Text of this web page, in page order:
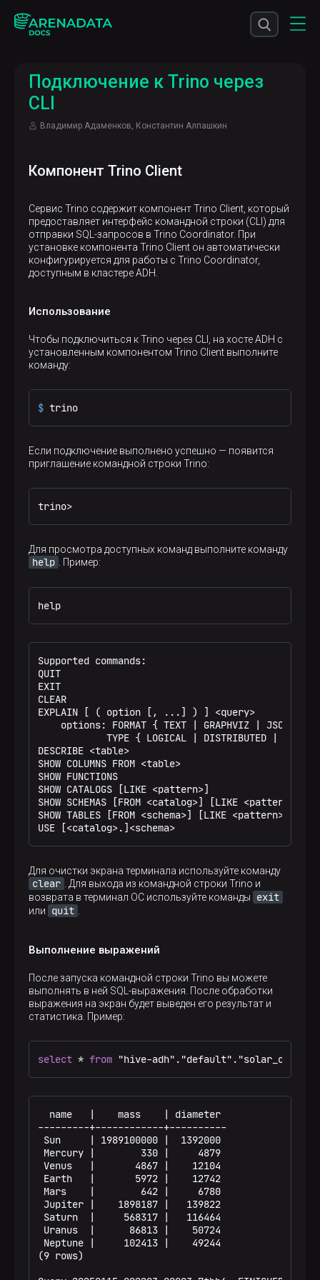
Подключение к Trino через
CLI
Владимир Адаменков, Константин Алпашкин
Компонент Trino Client
Сервис Trino содержит компонент Trino Client, который
предоставляет интерфейс командной строки (CLI) для
отправки SQL-запросов в Trino Coordinator. При
установке компонента Trino Client он автоматически
конфигурируется для работы с Trino Coordinator,
доступным в кластере ADH.
Использование
Чтобы подключиться к Trino через CLI, на хосте ADH с
установленным компонентом Trino Client выполните
команду:
$ trino
Если подключение выполнено успешно — появится
приглашение командной строки Trino:
trino>
Для просмотра доступных команд выполните команду
help . Пример:
help
Supported commands:
QUIT
EXIT
CLEAR
EXPLAIN [ ( option [, ...] ) ] <query>
    options: FORMAT { TEXT | GRAPHVIZ | JSON }
TYPE { LOGICAL | DISTRIBUTED |
DESCRIBE <table>
SHOW COLUMNS FROM <table>
SHOW FUNCTIONS
SHOW CATALOGS [LIKE <pattern>]
SHOW SCHEMAS [FROM <catalog>] [LIKE <pattern>]
SHOW TABLES [FROM <schema>] [LIKE <pattern>]
USE [<catalog>.]<schema>
Для очистки экрана терминала используйте команду
clear
. Для выхода из командной строки Trino и
возврата в терминал ОС используйте команды
exit
или quit
Выполнение выражений
После запуска командной строки Trino вы можете
выполнять в ней SQL-выражения. После обработки
выражения на экран будет выведен его результат и
статистика. Пример:
select * from "hive-
  name   |    mass    | diameter
---------+------------+----------
Sun     | 1989100000 |  1392000
Mercury |        330 |     4879
Venus   |       4867 |    12104
Earth   |       5972 |    12742
Mars    |        642 |     6780
Jupiter |    1898187 |   139822
Saturn  |     568317 |   116464
Uranus  |      86813 |    50724
Neptune |     102413 |    49244
(9 rows)